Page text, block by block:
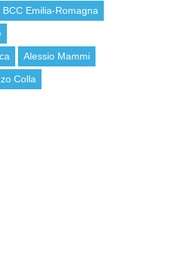
BCC Emilia-Romagna
Alessio Mammi
Colla